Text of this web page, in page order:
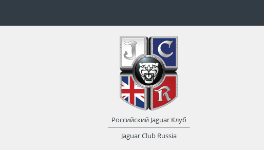
Российский Jaguar Клуб
Jaguar Club Russia